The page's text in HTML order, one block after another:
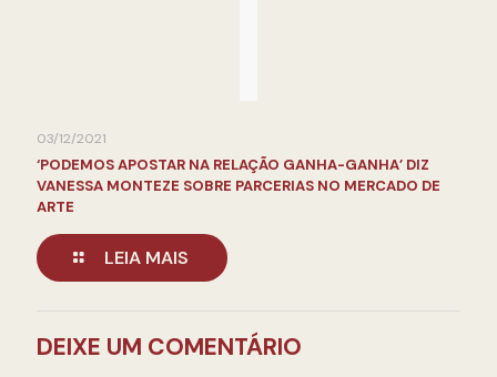
03/12/2021
‘PODEMOS APOSTAR NA RELAÇÃO GANHA-GANHA’ DIZ
VANESSA MONTEZE SOBRE PARCERIAS NO MERCADO DE
ARTE
LEIA MAIS
DEIXE UM COMENTÁRIO